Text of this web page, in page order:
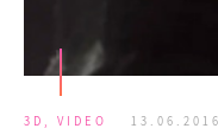
3D , VIDEO 13.06.2016